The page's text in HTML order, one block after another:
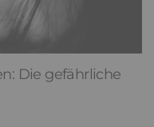
Die gefährliche